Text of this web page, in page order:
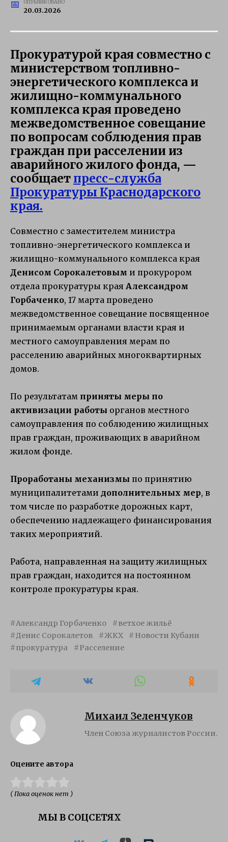
ОПУБЛИКОВАНО
20.03.2026
Прокуратурой края совместно с
министерством топливно-
энергетического комплекса и
жилищно-коммунального
комплекса края проведено
межведомственное совещание
по вопросам соблюдения прав
граждан при расселении из
аварийного жилого фонда, —
сообщает пресс-служба
Прокуратуры Краснодарского
края.
Совместно с заместителем министра
топливно-энергетического комплекса и
жилищно-коммунального комплекса края
Денисом Сорокалетовым и прокурором
отдела прокуратуры края Александром
Горбаченко, 17 марта проведено
межведомственное совещание посвященное
принимаемым органами власти края и
местного самоуправления мерам по
расселению аварийных многоквартирных
домов.
По результатам приняты меры по
активизации работы органов местного
самоуправления по соблюдению жилищных
прав граждан, проживающих в аварийном
жилом фонде.
Проработаны механизмы по принятию
муниципалитетами дополнительных мер, в
том числе по разработке дорожных карт,
обеспечению надлежащего финансирования
таких мероприятий.
Работа, направленная на защиту жилищных
прав граждан, находится на постоянном
контроле прокуратуры края.
Александр Горбаченко
ветхое жильё
Денис Сорокалетов
ЖКХ
Новости Кубани
прокуратура
Расселение
Михаил Зеленчуков
Член Союза журналистов России.
Оцените автора
( Пока оценок нет )
МЫ В СОЦСЕТЯХ